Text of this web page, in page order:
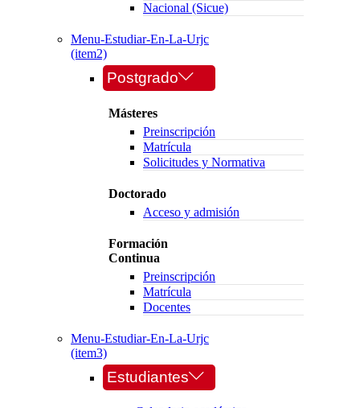
Nacional (Sicue)
Menu-Estudiar-En-La-Urjc
(item2)
Postgrado
Másteres
Preinscripción
Matrícula
Solicitudes y Normativa
Doctorado
Acceso y admisión
Formación
Continua
Preinscripción
Matrícula
Docentes
Menu-Estudiar-En-La-Urjc
(item3)
Estudiantes